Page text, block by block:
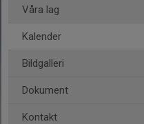
Våra lag
Kalender
Bildgalleri
Dokument
Kontakt